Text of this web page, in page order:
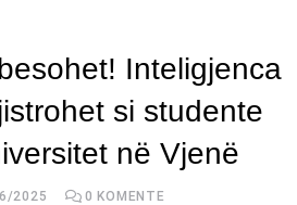
Inteligjenca
si studente
në Vjenë
2025 0 KOMENTE